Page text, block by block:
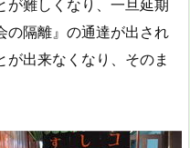
が難しくなり、一旦延期
の隔離』の通達が出され
出来なくなり、そのま